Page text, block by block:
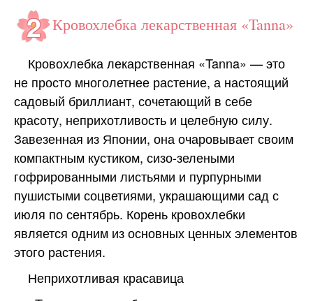
Кровохлебка лекарственная «Tanna»
Кровохлебка лекарственная «Tanna» — это
не просто многолетнее растение, а настоящий
садовый бриллиант, сочетающий в себе
красоту, неприхотливость и целебную силу.
Завезенная из Японии, она очаровывает своим
компактным кустиком, сизо-зелеными
гофрированными листьями и пурпурными
пушистыми соцветиями, украшающими сад с
июля по сентябрь. Корень кровохлебки
является одним из основных ценных элементов
этого растения.
Неприхотливая красавица